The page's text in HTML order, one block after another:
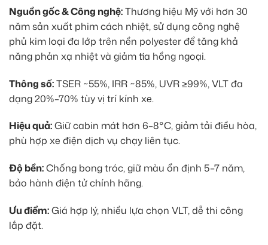
Nguồn gốc & Công nghệ:Thương hiệu Mỹ với hơn 30
năm sản xuất phim cách nhiệt, sử dụng công nghệ
phủ kim loại đa lớp trên nền polyester để tăng khả
năng phản xạ nhiệt và giảm tia hồng ngoại.
Thông số:TSER ~55%, IRR ~85%, UVR ≥99%, VLT đa
dạng 20%–70% tùy vị trí kính xe.
Hiệu quả:Giữ cabin mát hơn 6–8°C, giảm tải điều hòa,
phù hợp xe điện dịch vụ chạy liên tục.
Độ bền:Chống bong tróc, giữ màu ổn định 5–7 năm,
bảo hành điện tử chính hãng.
Ưu điểm:Giá hợp lý, nhiều lựa chọn VLT, dễ thi công
lắp đặt.